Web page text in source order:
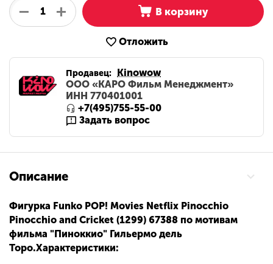
+
− В корзину
Отложить
Продавец: Kinowow
ООО «КАРО Фильм Менеджмент»
ИНН 770401001
+7(495)755-55-00
Задать вопрос
Описание
Фигурка Funko POP! Movies Netflix Pinocchio
Pinocchio and Cricket (1299) 67388 по мотивам
фильма "Пиноккио" Гильермо дель
Торо.Характеристики: